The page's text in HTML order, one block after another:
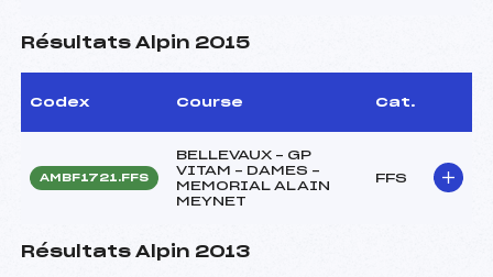
Résultats Alpin 2015
Codex Course Cat.
AMBF1721.FFS
BELLEVAUX – GP
VITAM – DAMES –
MEMORIAL ALAIN
MEYNET
FFS
Résultats Alpin 2013